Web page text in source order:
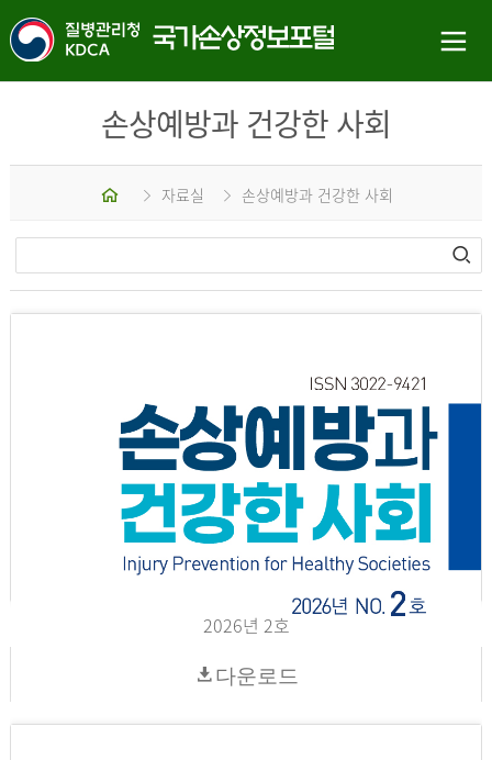
손상예방과 건강한 사회
홈 자료실 손상예방과 건강한 사회
2026년 2호
다운로드